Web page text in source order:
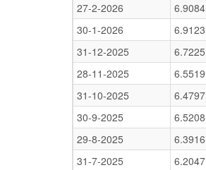
27-2-2026
6.9084
30-1-2026
6.9123
31-12-2025
6.7225
28-11-2025
6.5519
31-10-2025
6.4797
30-9-2025
6.5208
29-8-2025
6.3916
31-7-2025
6.2047